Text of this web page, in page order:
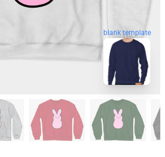
blank template